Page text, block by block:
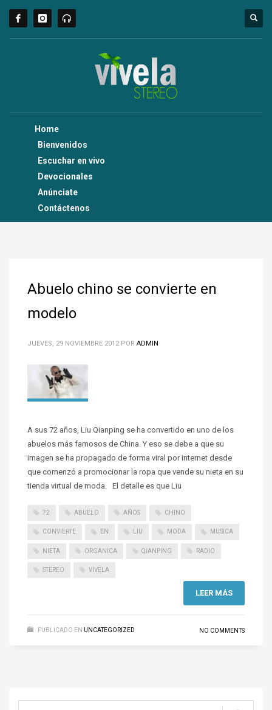
Home
Bienvenidos
Escuchar en vivo
Devocionales
Anúnciate
Contáctenos
Abuelo chino se convierte en
modelo
JUEVES, 29 NOVIEMBRE 2012 POR ADMIN
A sus 72 años, Liu Qianping se ha convertido en uno de los
abuelos más famosos de China. Y eso se debe a que su
imagen se ha propagado de forma viral por internet desde
que comenzó a promocionar la ropa que vende su nieta en su
tienda virtual de moda. El detalle es que Liu
72 ABUELO AÑOS CHINO
CONVIERTE EN LIU MODA MUSICA
NIETA ORGANICA QIANPING RADIO
STEREO VIVELA
LEER MÁS
PUBLICADO EN UNCATEGORIZED NO COMMENTS